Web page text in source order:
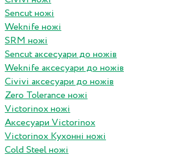
Sencut ножі
Weknife ножі
SRM ножі
Sencut аксесуари до ножів
Weknife аксесуари до ножів
Civivi аксесуари до ножів
Zero Tolerance ножі
Victorinox ножі
Аксесуари Victorinox
Victorinox Кухонні ножі
Cold Steel ножі